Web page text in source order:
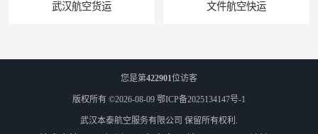
武汉航空货运 文件航空快运
您是第422901位访客
版权所有 ©2026-08-09 鄂ICP备2025134147号-1
武汉本泰航空服务有限公司 保留所有权利.